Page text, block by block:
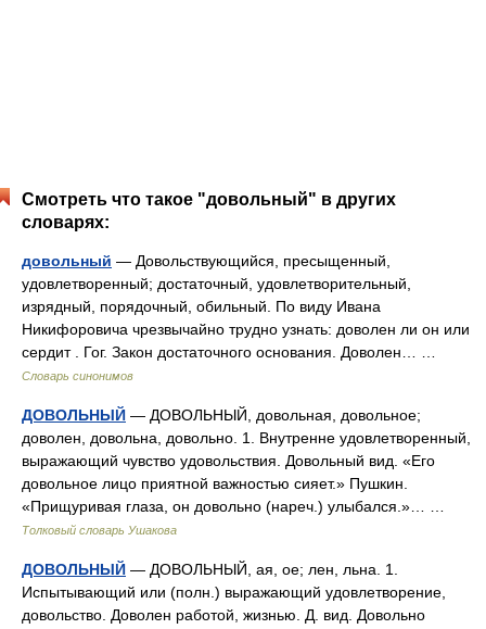
Смотреть что такое "довольный" в других
словарях:
довольный — Довольствующийся, пресыщенный,
удовлетворенный; достаточный, удовлетворительный,
изрядный, порядочный, обильный. По виду Ивана
Никифоровича чрезвычайно трудно узнать: доволен ли он или
сердит . Гог. Закон достаточного основания. Доволен… …
Словарь синонимов
ДОВОЛЬНЫЙ — ДОВОЛЬНЫЙ, довольная, довольное;
доволен, довольна, довольно. 1. Внутренне удовлетворенный,
выражающий чувство удовольствия. Довольный вид. «Его
довольное лицо приятной важностью сияет.» Пушкин.
«Прищуривая глаза, он довольно (нареч.) улыбался.»… …
Толковый словарь Ушакова
ДОВОЛЬНЫЙ — ДОВОЛЬНЫЙ, ая, ое; лен, льна. 1.
Испытывающий или (полн.) выражающий удовлетворение,
довольство. Доволен работой, жизнью. Д. вид. Довольно